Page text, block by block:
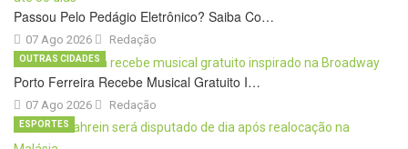
Passou Pelo Pedágio Eletrônico? Saiba Co…
07 Ago 2026 Redação
Porto Ferreira Recebe Musical Gratuito I…
07 Ago 2026
OUTRAS CIDADES
Redação
ESPORTES